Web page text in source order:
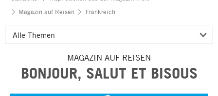
Magazin auf Reisen
Frankreich
MAGAZIN AUF REISEN
BONJOUR, SALUT ET BISOUS